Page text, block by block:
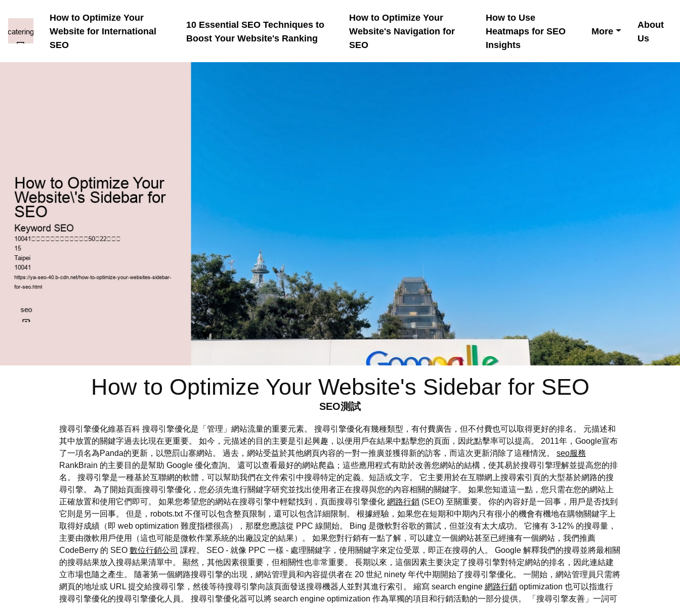
How to Optimize Your
Website for International
SEO
10 Essential SEO Techniques to
Boost Your Website's Ranking
How to Optimize Your
Website's Navigation for
SEO
How to Use
Heatmaps for SEO
Insights
More
About
Us
How to Optimize Your Website's Sidebar for SEO
SEO測試
搜尋引擎優化維基百科 搜尋引擎優化是「管理」網站流量的重要元素。 搜尋引擎優化有幾種類型，有付費廣告，但不付費也可以取得更好的排名。 元描述和
其中放置的關鍵字過去比現在更重要。 如今，元描述的目的主要是引起興趣，以便用戶在結果中點擊您的頁面，因此點擊率可以提高。 2011年，Google宣布
了一項名為Panda的更新，以懲罰山寨網站。 過去，網站受益於其他網頁內容的一對一推廣並獲得新的訪客，而這次更新消除了這種情況。 seo服務
RankBrain 的主要目的是幫助 Google 優化查詢。 還可以查看最好的網站爬蟲；這些應用程式有助於改善您網站的結構，使其易於搜尋引擎理解並提高您的排
名。 搜尋引擎是一種基於互聯網的軟體，可以幫助我們在文件索引中搜尋特定的定義、短語或文字。 它主要用於在互聯網上搜尋索引頁的大型基於網路的搜
尋引擎。 為了開始頁面搜尋引擎優化，您必須先進行關鍵字研究並找出使用者正在搜尋與您的內容相關的關鍵字。 如果您知道這一點，您只需在您的網站上
正確放置和使用它們即可。 如果您希望您的網站在搜尋引擎中輕鬆找到，頁面搜尋引擎優化 網路行銷 (SEO) 至關重要。 你的內容好是一回事，用戶是否找到
它則是另一回事。 但是，robots.txt 不僅可以包含整頁限制，還可以包含詳細限制。 根據經驗，如果您在短期和中期內只有很小的機會有機地在購物關鍵字上
取得好成績（即 web optimization 難度指標很高），那麼您應該從 PPC 線開始。 Bing 是微軟對谷歌的嘗試，但並沒有太大成功。 它擁有 3-12% 的搜尋量，
主要由微軟用戶使用（這也可能是微軟作業系統的出廠設定的結果）。 如果您對行銷有一點了解，可以建立一個網站甚至已經擁有一個網站，我們推薦
CodeBerry 的 SEO 數位行銷公司 課程。 SEO - 就像 PPC 一樣 - 處理關鍵字，使用關鍵字來定位受眾，即正在搜尋的人。 Google 解釋我們的搜尋並將最相關
的搜尋結果放入搜尋結果清單中。 顯然，其他因素很重要，但相關性也非常重要。 長期以來，這個因素主要決定了搜尋引擎對特定網站的排名，因此連結建
立市場也隨之產生。 隨著第一個網路搜尋引擎的出現，網站管理員和內容提供者在 20 世紀 ninety 年代中期開始了搜尋引擎優化。 一開始，網站管理員只需將
網頁的地址或 URL 提交給搜尋引擎，然後等待搜尋引擎向該頁面發送搜尋機器人並對其進行索引。 縮寫 search engine 網路行銷 optimization 也可以指進行
搜尋引擎優化的搜尋引擎優化人員。 搜尋引擎優化器可以將 search engine optimization 作為單獨的項目和行銷活動的一部分提供。 「搜尋引擎友善」一詞可